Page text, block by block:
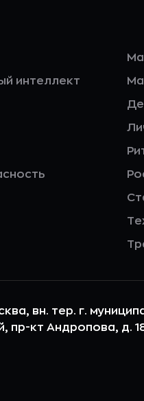
интеллект
вн. тер. г.
пр-кт Андропова, д.